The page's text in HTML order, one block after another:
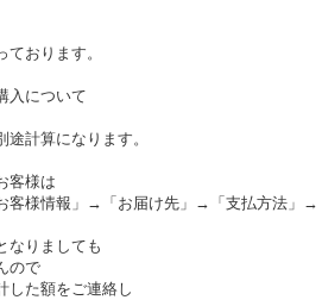
おります。
入について
計算になります。
客様は
客様情報」→「お届け先」→「支払方法」
なりましても
ので
した額をご連絡し